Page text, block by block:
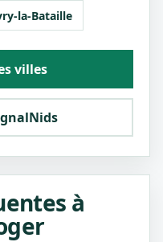
la-Bataille
villes
à